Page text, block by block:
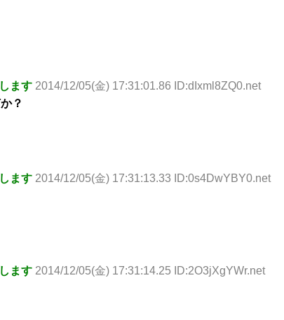
ます 2014/12/05(金) 17:31:01.86 ID:dIxml8ZQ0.net
？
ます 2014/12/05(金) 17:31:13.33 ID:0s4DwYBY0.net
ます 2014/12/05(金) 17:31:14.25 ID:2O3jXgYWr.net